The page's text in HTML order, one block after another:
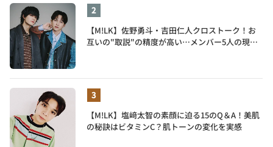
【M!LK】佐野勇斗・吉田仁人クロストーク！お
互いの"取説"の精度が高い…メンバー5人の現在
【M!LK】塩﨑太智の素顔に迫る15のQ＆A！美肌
の秘訣はビタミンC？肌トーンの変化を実感